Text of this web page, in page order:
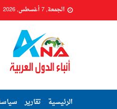
الجمعة, 7 أغسطس, 2026
الرئيسية تقارير